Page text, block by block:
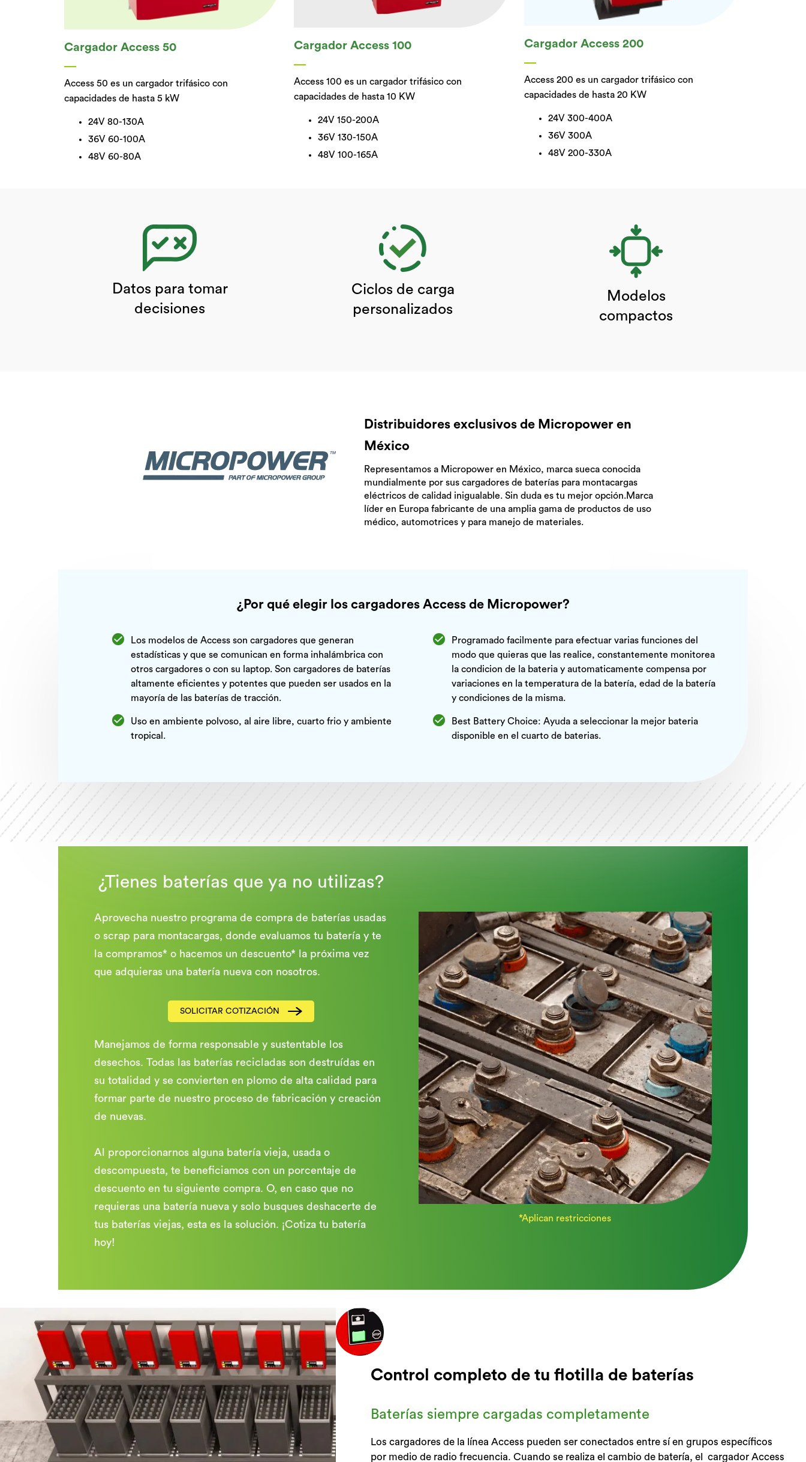
Cargador Access 50
Access 50 es un cargador trifásico con
capacidades de hasta 5 kW
24V 80-130A
36V 60-100A
48V 60-80A
Cargador Access 100
Access 100 es un cargador trifásico con
capacidades de hasta 10 KW
24V 150-200A
36V 130-150A
48V 100-165A
Cargador Access 200
Access 200 es un cargador trifásico con
capacidades de hasta 20 KW
24V 300-400A
36V 300A
48V 200-330A
Datos para tomar
decisiones
Ciclos de carga
personalizados
Modelos
compactos
Distribuidores exclusivos de Micropower en
México
Representamos a Micropower en México, marca sueca conocida
mundialmente por sus cargadores de baterías para montacargas
eléctricos de calidad inigualable. Sin duda es tu mejor opción.Marca
líder en Europa fabricante de una amplia gama de productos de uso
médico, automotrices y para manejo de materiales.
¿Por qué elegir los cargadores Access de Micropower?
Los modelos de Access son cargadores que generan
estadísticas y que se comunican en forma inhalámbrica con
otros cargadores o con su laptop. Son cargadores de baterías
altamente eficientes y potentes que pueden ser usados en la
mayoría de las baterías de tracción.
Uso en ambiente polvoso, al aire libre, cuarto frio y ambiente
tropical.
Programado facilmente para efectuar varias funciones del
modo que quieras que las realice, constantemente monitorea
la condicion de la bateria y automaticamente compensa por
variaciones en la temperatura de la batería, edad de la batería
y condiciones de la misma.
Best Battery Choice: Ayuda a seleccionar la mejor bateria
disponible en el cuarto de baterias.
¿Tienes baterías que ya no utilizas?
Aprovecha nuestro programa de compra de baterías usadas
o scrap para montacargas, donde evaluamos tu batería y te
la compramos* o hacemos un descuento* la próxima vez
que adquieras una batería nueva con nosotros.
SOLICITAR COTIZACIÓN
Manejamos de forma responsable y sustentable los
desechos. Todas las baterías recicladas son destruídas en
su totalidad y se convierten en plomo de alta calidad para
formar parte de nuestro proceso de fabricación y creación
de nuevas.
Al proporcionarnos alguna batería vieja, usada o
descompuesta, te beneficiamos con un porcentaje de
descuento en tu siguiente compra. O, en caso que no
requieras una batería nueva y solo busques deshacerte de
tus baterías viejas, esta es la solución. ¡Cotiza tu batería
hoy!
*Aplican restricciones
Control completo de tu flotilla de baterías
Baterías siempre cargadas completamente
Los cargadores de la línea Access pueden ser conectados entre sí en grupos específicos
por medio de radio frecuencia. Cuando se realiza el cambio de batería, el cargador Access